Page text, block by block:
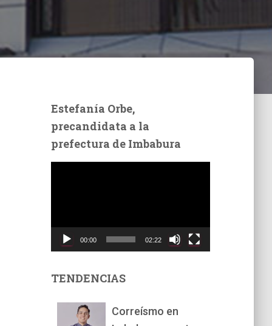
Estefanía Orbe,
precandidata a la
prefectura de Imbabura
t
00:00 02:22
TENDENCIAS
Correísmo en